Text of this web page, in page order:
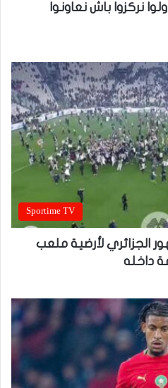
نركزوا باش نعاونوا
Sportime TV
الجزائري لأرضية ملعب
داخله